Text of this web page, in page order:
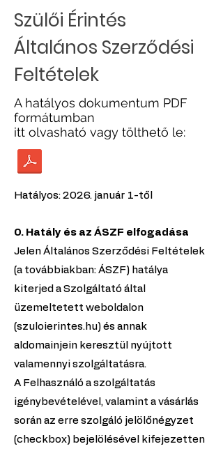
Szülői Érintés
Általános Szerződési
Feltételek
A hatályos dokumentum PDF
formátumban
itt olvasható vagy tölthető le:
Hatályos: 2026. január 1-től
0. Hatály és az ÁSZF elfogadása
Jelen Általános Szerződési Feltételek
(a továbbiakban: ÁSZF) hatálya
kiterjed a Szolgáltató által
üzemeltetett weboldalon
(szuloierintes.hu) és annak
aldomainjein keresztül nyújtott
valamennyi szolgáltatásra.
A Felhasználó a szolgáltatás
igénybevételével, valamint a vásárlás
során az erre szolgáló jelölőnégyzet
(checkbox) bejelölésével kifejezetten